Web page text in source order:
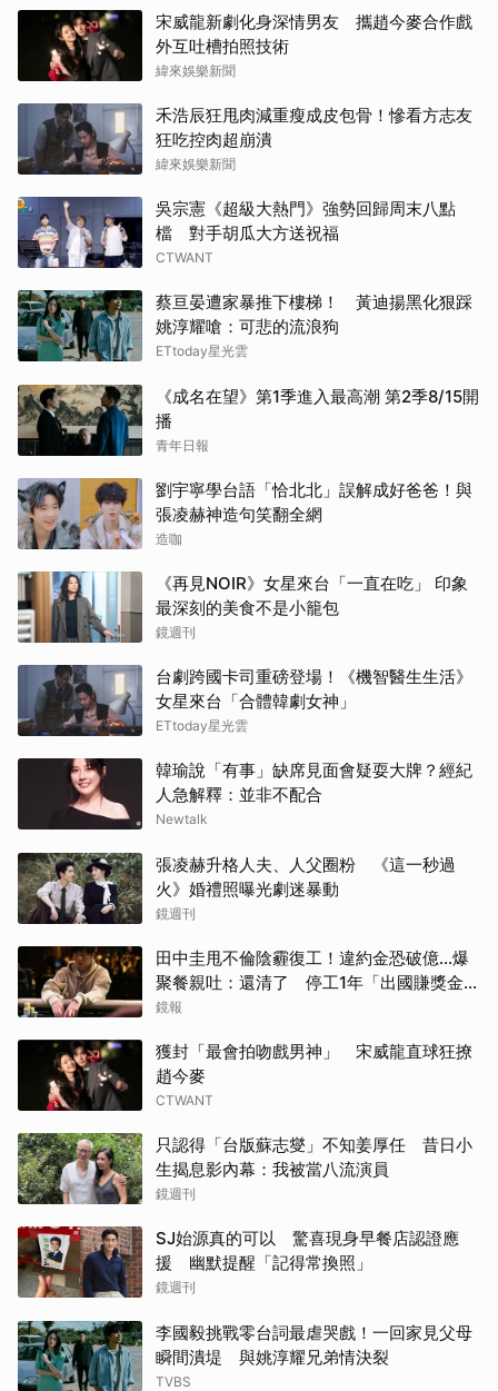
宋威龍新劇化身深情男友 攜趙今麥合作戲
外互吐槽拍照技術
緯來娛樂新聞
禾浩辰狂甩肉減重瘦成皮包骨！慘看方志友
狂吃控肉超崩潰
緯來娛樂新聞
吳宗憲《超級大熱門》強勢回歸周末八點
檔 對手胡瓜大方送祝福
CTWANT
蔡亘晏遭家暴推下樓梯！ 黃迪揚黑化狠踩
姚淳耀嗆：可悲的流浪狗
ETtoday星光雲
《成名在望》第1季進入最高潮 第2季8/15開
播
青年日報
劉宇寧學台語「恰北北」誤解成好爸爸！與
張凌赫神造句笑翻全網
造咖
《再見NOIR》女星來台「一直在吃」 印象
最深刻的美食不是小籠包
鏡週刊
台劇跨國卡司重磅登場！《機智醫生生活》
女星來台「合體韓劇女神」
ETtoday星光雲
韓瑜說「有事」缺席見面會疑耍大牌？經紀
人急解釋：並非不配合
Newtalk
張凌赫升格人夫、人父圈粉 《這一秒過
火》婚禮照曝光劇迷暴動
鏡週刊
田中圭甩不倫陰霾復工！違約金恐破億...爆
聚餐親吐：還清了 停工1年「出國賺獎金」
內幕曝光
鏡報
獲封「最會拍吻戲男神」 宋威龍直球狂撩
趙今麥
CTWANT
只認得「台版蘇志燮」不知姜厚任 昔日小
生揭息影內幕：我被當八流演員
鏡週刊
SJ始源真的可以 驚喜現身早餐店認證應
援 幽默提醒「記得常換照」
鏡週刊
李國毅挑戰零台詞最虐哭戲！一回家見父母
瞬間潰堤 與姚淳耀兄弟情決裂
TVBS